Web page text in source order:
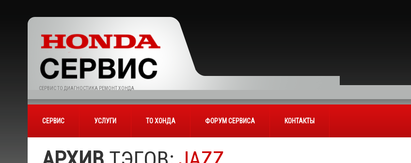
СЕРВИС ТО ДИАГНОСТИКА РЕМОНТ ХОНДА
СЕРВИС УСЛУГИ ТО ХОНДА ФОРУМ СЕРВИСА КОНТАКТЫ